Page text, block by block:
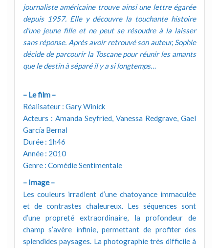
journaliste américaine trouve ainsi une lettre égarée
depuis 1957. Elle y découvre la touchante histoire
d’une jeune fille et ne peut se résoudre à la laisser
sans réponse. Après avoir retrouvé son auteur, Sophie
décide de parcourir la Toscane pour réunir les amants
que le destin à séparé il y a si longtemps…
– Le film –
Réalisateur : Gary Winick
Acteurs : Amanda Seyfried, Vanessa Redgrave, Gael
García Bernal
Durée : 1h46
Année : 2010
Genre : Comédie Sentimentale
– Image –
Les couleurs irradient d’une chatoyance immaculée
et de contrastes chaleureux. Les séquences sont
d’une propreté extraordinaire, la profondeur de
champ s’avère infinie, permettant de profiter des
splendides paysages. La photographie très difficile à